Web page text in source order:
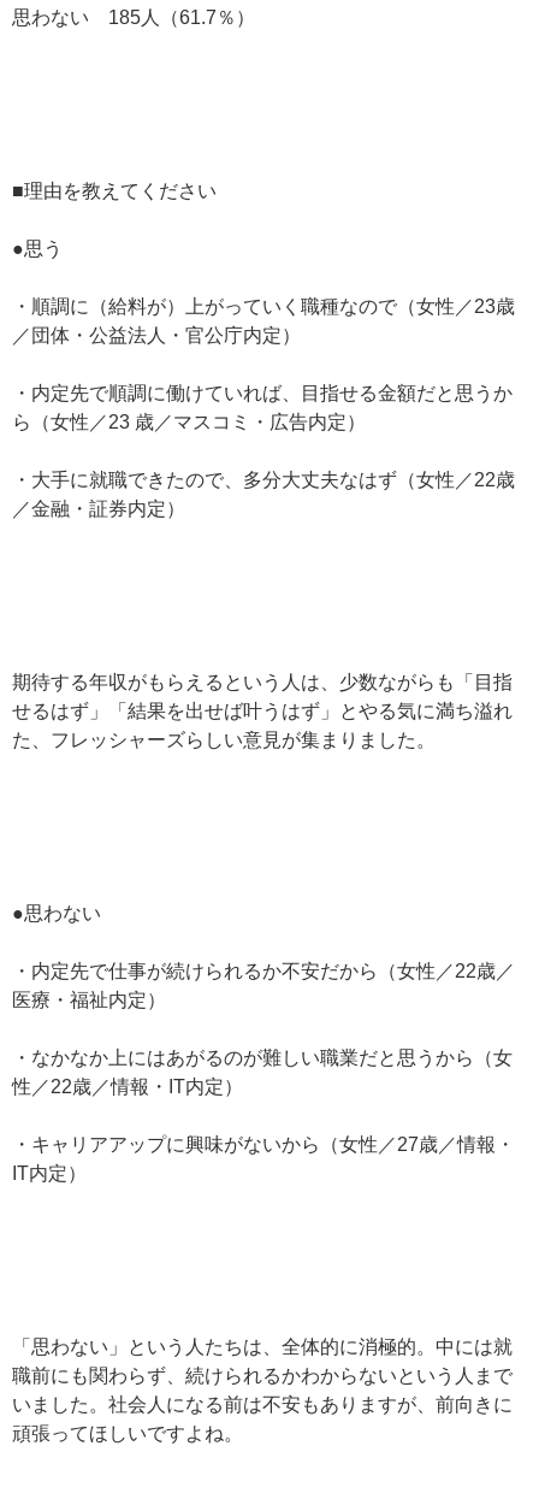
思わない 185人（61.7％）
■理由を教えてください
●思う
・順調に（給料が）上がっていく職種なので（女性／23歳
／団体・公益法人・官公庁内定）
・内定先で順調に働けていれば、目指せる金額だと思うか
ら（女性／23 歳／マスコミ・広告内定）
・大手に就職できたので、多分大丈夫なはず（女性／22歳
／金融・証券内定）
期待する年収がもらえるという人は、少数ながらも「目指
せるはず」「結果を出せば叶うはず」とやる気に満ち溢れ
た、フレッシャーズらしい意見が集まりました。
●思わない
・内定先で仕事が続けられるか不安だから（女性／22歳／
医療・福祉内定）
・なかなか上にはあがるのが難しい職業だと思うから（女
性／22歳／情報・IT内定）
・キャリアアップに興味がないから（女性／27歳／情報・
IT内定）
「思わない」という人たちは、全体的に消極的。中には就
職前にも関わらず、続けられるかわからないという人まで
いました。社会人になる前は不安もありますが、前向きに
頑張ってほしいですよね。